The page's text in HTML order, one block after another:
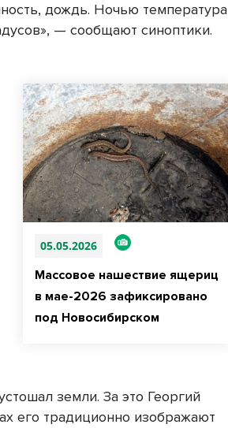
дождь. Ночью температура
— сообщают синоптики.
05.05.2026
Массовое нашествие ящериц
в мае-2026 зафиксировано
под Новосибирском
земли. За это Георгий
его традиционно изображают